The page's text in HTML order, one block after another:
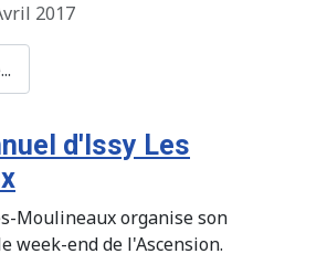
2017
d'Issy Les
Moulineaux organise son
week-end de l'Ascension.